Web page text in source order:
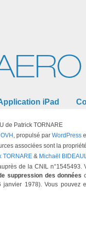
iPad
de Patrick TORNARE
OVH , propulsé par WordPress
associées sont la
TORNARE & Michaël
de la CNIL n°1545493.
suppression des données
1978). Vous pouvez